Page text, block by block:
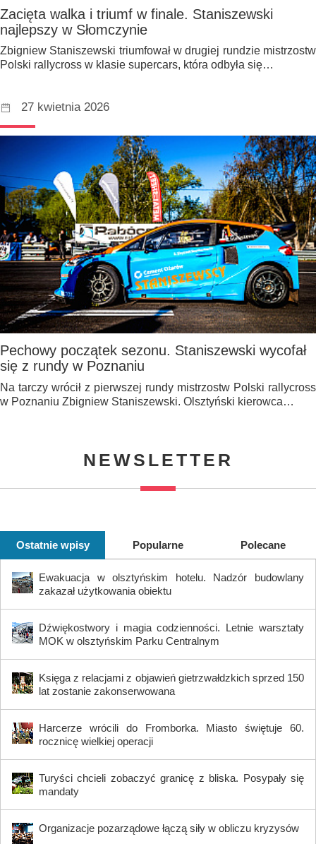
Zacięta walka i triumf w finale. Staniszewski
najlepszy w Słomczynie
Zbigniew Staniszewski triumfował w drugiej rundzie mistrzostw
Polski rallycross w klasie supercars, która odbyła się…
27 kwietnia 2026
Pechowy początek sezonu. Staniszewski wycofał
się z rundy w Poznaniu
Na tarczy wrócił z pierwszej rundy mistrzostw Polski rallycross
w Poznaniu Zbigniew Staniszewski. Olsztyński kierowca…
NEWSLETTER
Ostatnie wpisy Popularne Polecane
Ewakuacja w olsztyńskim hotelu. Nadzór budowlany
zakazał użytkowania obiektu
Dźwiękostwory i magia codzienności. Letnie warsztaty
MOK w olsztyńskim Parku Centralnym
Księga z relacjami z objawień gietrzwałdzkich sprzed 150
lat zostanie zakonserwowana
Harcerze wrócili do Fromborka. Miasto świętuje 60.
rocznicę wielkiej operacji
Turyści chcieli zobaczyć granicę z bliska. Posypały się
mandaty
Organizacje pozarządowe łączą siły w obliczu kryzysów